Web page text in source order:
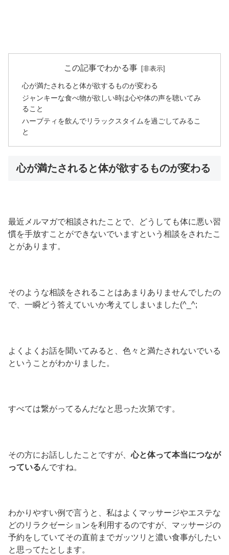
この記事でわかる事
心が満たされると体が欲するものが変わる
ジャンキーな食べ物が欲しい時は心や体の声を聴いてみ
ること
ハーブティを飲んでリラックスタイムを過ごしてみるこ
と
心が満たされると体が欲するものが変わる
最近メルマガで相談されたことで、どうしても体に悪い習
慣を手放すことができないでいますという相談をされたこ
とがあります。
そのような相談をされることはあまりありませんでしたの
で、一瞬どう答えていいか考えてしまいました(^_^;
よくよくお話を聞いてみると、色々と満たされないでいる
ということがわかりました。
すべては繋がってるんだなと思った次第です。
その方にお話ししたことですが、心と体って本当につなが
っているんですね。
わかりやすい例で言うと、私はよくマッサージやエステな
どのリラクゼーションを利用するのですが、マッサージの
予約をしていてその直前までガッツリと濃い食事がしたい
と思ってたとします。